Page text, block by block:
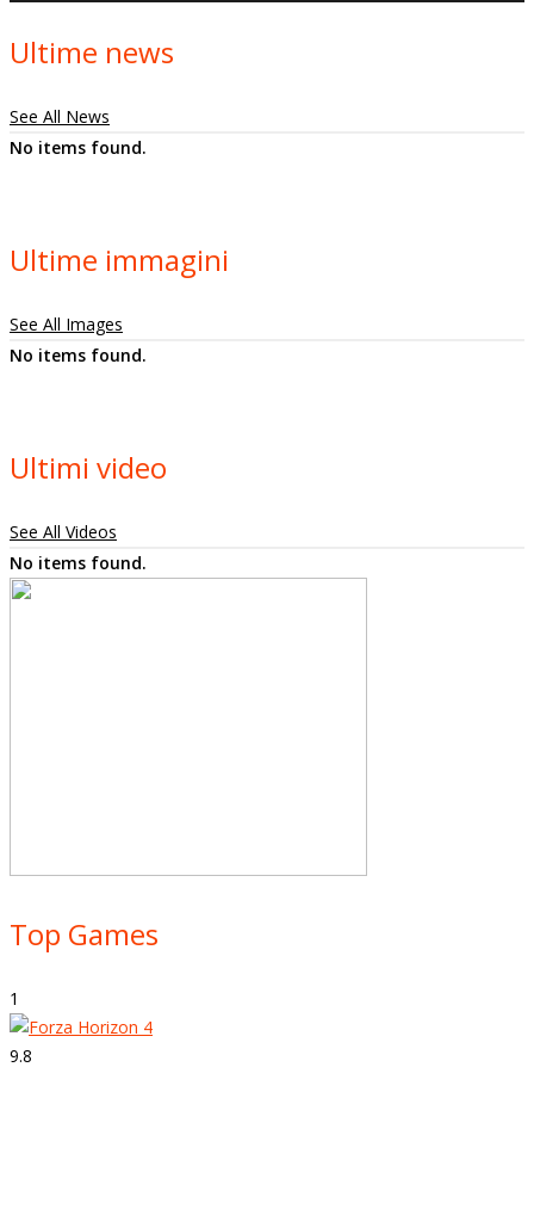
Ultime news
See All News
No items found.
Ultime immagini
See All Images
No items found.
Ultimi video
See All Videos
No items found.
Top Games
1
9.8